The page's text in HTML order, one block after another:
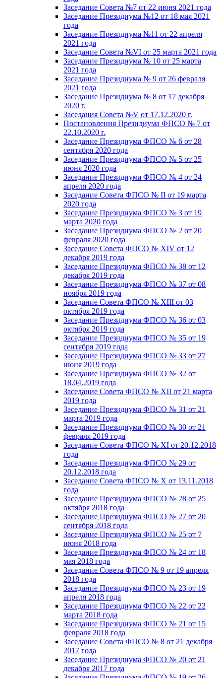
Заседание Совета №7 от 22 июня 2021 года
Заседание Президиума №12 от 18 мая 2021
года
Заседание Президиума №11 от 22 апреля
2021 года
Заседание Совета №VI от 25 марта 2021 года
Заседание Президиума № 10 от 25 марта
2021 года
Заседание Президиума № 9 от 26 февраля
2021 года
Заседание Президиума № 8 от 17 декабря
2020 г.
Заседания Совета №V от 17.12.2020 г.
Постановления Президиума ФПСО № 7 от
22.10.2020 г.
Заседание Президиума ФПСО № 6 от 28
сентября 2020 года
Заседание Президиума ФПСО № 5 от 25
июня 2020 года
Заседание Президиума ФПСО № 4 от 24
апреля 2020 года
Заседание Совета ФПСО № II от 19 марта
2020 года
Заседание Президиума ФПСО № 3 от 19
марта 2020 года
Заседание Президиума ФПСО № 2 от 20
февраля 2020 года
Заседание Совета ФПСО № XIV от 12
декабря 2019 года
Заседание Президиума ФПСО № 38 от 12
декабря 2019 года
Заседание Президиума ФПСО № 37 от 08
ноября 2019 года
Заседание Совета ФПСО № XIII от 03
октября 2019 года
Заседание Президиума ФПСО № 36 от 03
октября 2019 года
Заседание Президиума ФПСО № 35 от 19
сентября 2019 года
Заседание Президиума ФПСО № 33 от 27
июня 2019 года
Заседание Президиума ФПСО № 32 от
18.04.2019 года
Заседание Совета ФПСО № XII от 21 марта
2019 года
Заседание Президиума ФПСО № 31 от 21
марта 2019 года
Заседание Президиума ФПСО № 30 от 21
февраля 2019 года
Заседание Совета ФПСО № XI от 20.12.2018
года
Заседание Президиума ФПСО № 29 от
20.12.2018 года
Заседание Совета ФПСО № X от 13.11.2018
года
Заседание Президиума ФПСО № 28 от 25
октября 2018 года
Заседание Президиума ФПСО № 27 от 20
сентября 2018 года
Заседание Президиума ФПСО № 25 от 7
июня 2018 года
Заседание Президиума ФПСО № 24 от 18
мая 2018 года
Заседание Совета ФПСО № 9 от 19 апреля
2018 года
Заседание Президиума ФПСО № 23 от 19
апреля 2018 года
Заседание Президиума ФПСО № 22 от 22
марта 2018 года
Заседание Президиума ФПСО № 21 от 15
февраля 2018 года
Заседание Совета ФПСО № 8 от 21 декабря
2017 года
Заседание Президиума ФПСО № 20 от 21
декабря 2017 года